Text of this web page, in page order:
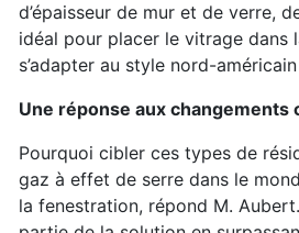
d’épaisseur de mur et de verre,
idéal pour placer le vitrage dans
s’adapter au style nord-
Une réponse aux changements
Pourquoi cibler ces types de
gaz à effet de serre dans le
la fenestration, répond M.